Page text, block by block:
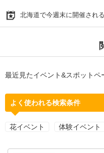
北海道で今週末に開催され
最近見たイベント&スポットペ
よく使われる検索条件
花イベント 体験イベント